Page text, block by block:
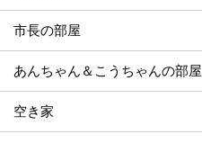
市長の部屋
あんちゃん＆こうちゃんの部屋
空き家